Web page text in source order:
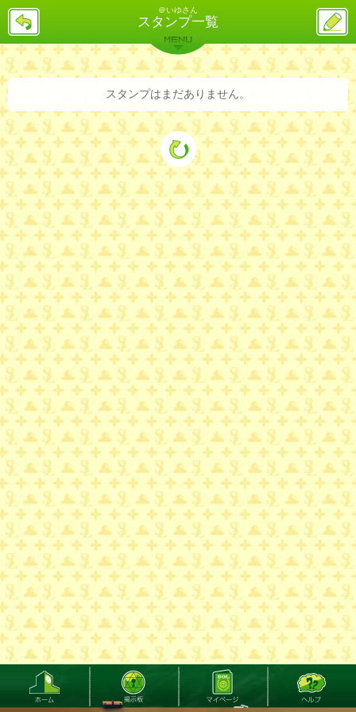
＠いゆさん
スタンプ一覧
戻
ス
投
稿
バックナンバー 詳細検索 ランキング
MENU
スタンプはまだありません。